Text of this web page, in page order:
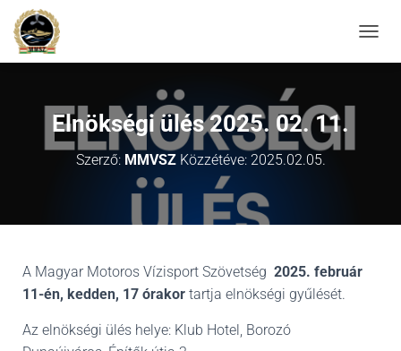
Elnökségi ülés 2025. 02. 11.
Szerző: MMVSZKözzétéve: 2025.02.05.
A Magyar Motoros Vízisport Szövetség 2025. február
11-én, kedden, 17 órakor tartja elnökségi gyűlését.
Az elnökségi ülés helye: Klub Hotel, Borozó